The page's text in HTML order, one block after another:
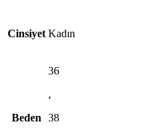
Cinsiyet Kadın
Beden
36
,
38